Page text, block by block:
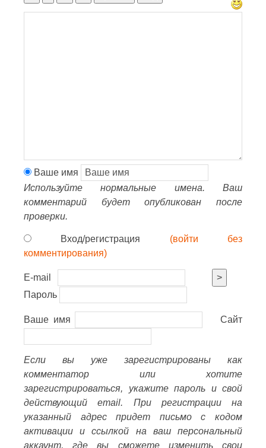
Ваше имя
Используйте нормальные имена. Ваш
комментарий будет опубликован после
проверки.
Вход/регистрация (войти без
комментирования)
E-mail
>
Пароль
Ваше имя Сайт
Если вы уже зарегистрированы как
комментатор или хотите
зарегистрироваться, укажите пароль и свой
действующий email. При регистрации на
указанный адрес придет письмо с кодом
активации и ссылкой на ваш персональный
аккаунт, где вы сможете изменить свои